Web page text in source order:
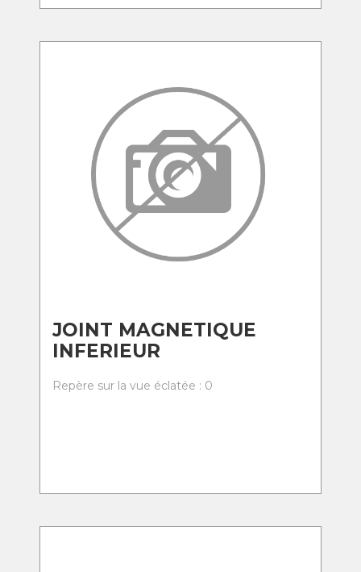
JOINT MAGNETIQUE
INFERIEUR
Repère sur la vue éclatée : 0